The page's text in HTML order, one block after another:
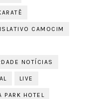
CAMOCIM
NOTÍCIAS
LIVE
PARK HOTEL